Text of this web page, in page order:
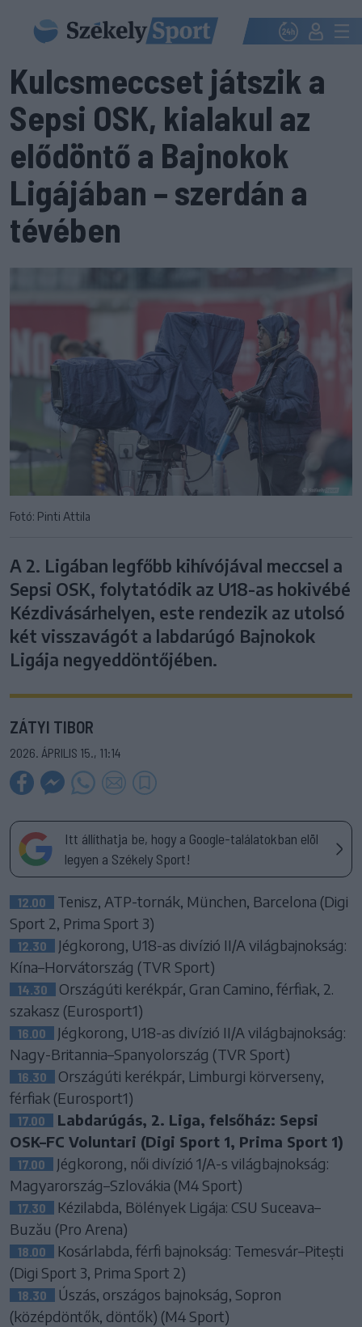
Kulcsmeccset játszik a
Sepsi OSK, kialakul az
elődöntő a Bajnokok
Ligájában – szerdán a
tévében
Fotó: Pinti Attila
A 2. Ligában legfőbb kihívójával meccsel a
Sepsi OSK, folytatódik az U18-as hokivébé
Kézdivásárhelyen, este rendezik az utolsó
két visszavágót a labdarúgó Bajnokok
Ligája negyeddöntőjében.
ZÁTYI TIBOR
2026. ÁPRILIS 15., 11:14
Itt állíthatja be, hogy a Google-találatokban elöl
legyen a Székely Sport!
12.00
Tenisz, ATP-tornák, München, Barcelona (Digi
Sport 2, Prima Sport 3)
12.30
Jégkorong, U18-as divízió II/A világbajnokság:
Kína–Horvátország (TVR Sport)
14.30
Országúti kerékpár, Gran Camino, férfiak, 2.
szakasz (Eurosport1)
16.00
Jégkorong, U18-as divízió II/A világbajnokság:
Nagy-Britannia–Spanyolország (TVR Sport)
16.30
Országúti kerékpár, Limburgi körverseny,
férfiak (Eurosport1)
17.00
Labdarúgás, 2. Liga, felsőház: Sepsi
OSK–FC Voluntari (Digi Sport 1, Prima Sport 1)
17.00
Jégkorong, női divízió 1/A-s világbajnokság:
Magyarország–Szlovákia (M4 Sport)
17.30
Kézilabda, Bölények Ligája: CSU Suceava–
Buzău (Pro Arena)
18.00
Kosárlabda, férfi bajnokság: Temesvár–Pitești
(Digi Sport 3, Prima Sport 2)
18.30
Úszás, országos bajnokság, Sopron
(középdöntők, döntők) (M4 Sport)